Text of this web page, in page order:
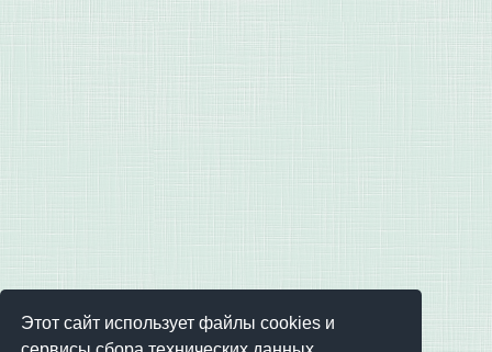
Этот сайт использует файлы cookies и